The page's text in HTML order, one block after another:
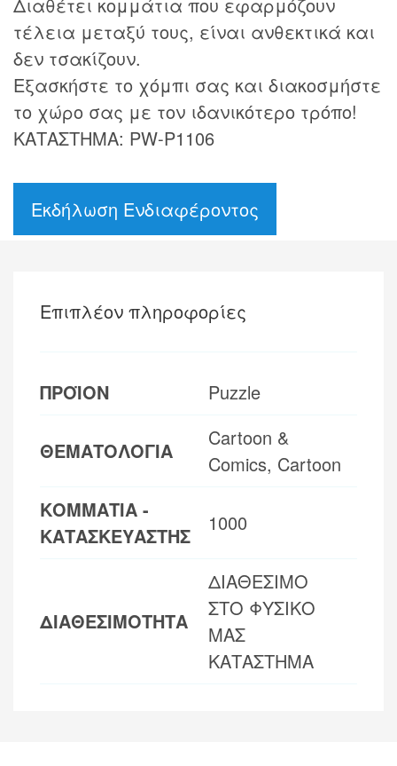
τέλεια μεταξύ τους, είναι ανθεκτικά και
δεν τσακίζουν.
Εξασκήστε το χόμπι σας και διακοσμήστε
το χώρο σας με τον ιδανικότερο τρόπο!
ΚΑΤΑΣΤΗΜΑ: PW-P1106
Εκδήλωση Ενδιαφέροντος
Επιπλέον πληροφορίες
ΠΡΟΪΟΝ Puzzle
ΘΕΜΑΤΟΛΟΓΙΑ
Cartoon &
Comics, Cartoon
ΚΟΜΜΑΤΙΑ -
ΚΑΤΑΣΚΕΥΑΣΤΗΣ
1000
ΔΙΑΘΕΣΙΜΟΤΗΤΑ
ΔΙΑΘΕΣΙΜΟ
ΣΤΟ ΦΥΣΙΚΟ
ΜΑΣ
ΚΑΤΑΣΤΗΜΑ